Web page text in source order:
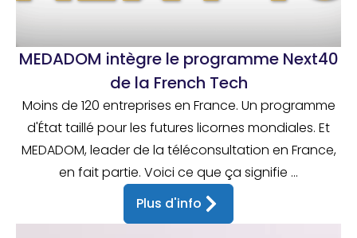
MEDADOM intègre le programme Next40
de la French Tech
Moins de 120 entreprises en France. Un programme
d'État taillé pour les futures licornes mondiales. Et
MEDADOM, leader de la téléconsultation en France,
en fait partie. Voici ce que ça signifie ...
Plus d'info